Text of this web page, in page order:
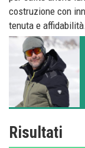
costruzione con
tenuta e affidabilità.
Risultati